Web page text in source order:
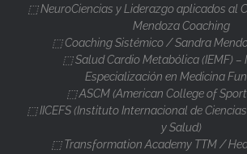
⬚ NeuroCiencias y Liderazgo aplicados al
Mendoza Coaching
⬚ Coaching Sistémico / Sandra
⬚ Salud Cardio Metabólica (IEMF) –
Especialización en Medicina
⬚ ASCM (American College of
⬚ IICEFS (Instituto Internacional de
y Salud)
⬚ Transformation Academy TTM /